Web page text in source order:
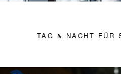
TAG & NACHT FÜR